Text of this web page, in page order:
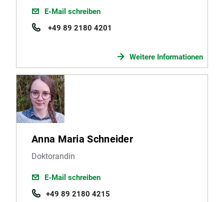
E-Mail schreiben
+49 89 2180 4201
Weitere Informationen
Anna Maria Schneider
Doktorandin
E-Mail schreiben
+49 89 2180 4215